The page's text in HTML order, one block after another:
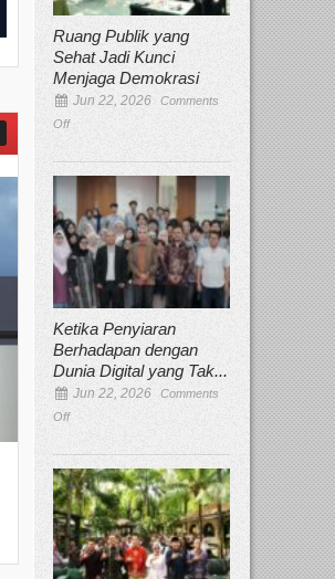
Yan Senjaya, Kreativitas Lima
Sinema Indonesia
Dec 22, 2025 Comments Off
Jakarta, Broadcastmagz – Yan Senjaya
Ruang Publik yang
Sehat Jadi Kunci
Menjaga Demokrasi
Jun 22, 2026
Comments
Off
Ketika Penyiaran
Berhadapan dengan
Dunia Digital yang Tak...
Jun 22, 2026
Comments
Off